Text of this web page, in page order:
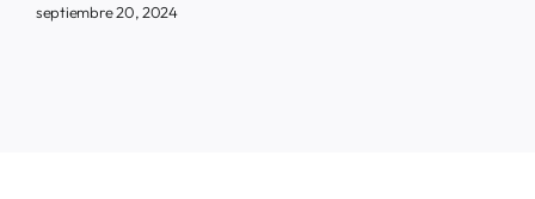
septiembre 20, 2024